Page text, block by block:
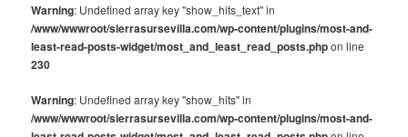
Warning: Undefined array key "show_hits_text" in
/www/wwwroot/sierrasursevilla.com/wp-content/plugins/most-and-
least-read-posts-widget/most_and_least_read_posts.phpon line
230
Warning: Undefined array key "show_hits" in
/www/wwwroot/sierrasursevilla.com/wp-content/plugins/most-and-